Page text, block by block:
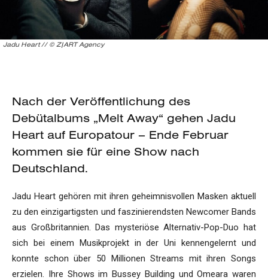
Jadu Heart // © Z|ART Agency
Nach der Veröffentlichung des
Debütalbums „Melt Away“ gehen Jadu
Heart auf Europatour – Ende Februar
kommen sie für eine Show nach
Deutschland.
Jadu Heart gehören mit ihren geheimnisvollen Masken aktuell
zu den einzigartigsten und faszinierendsten Newcomer Bands
aus Großbritannien. Das mysteriöse Alternativ-Pop-Duo hat
sich bei einem Musikprojekt in der Uni kennengelernt und
konnte schon über 50 Millionen Streams mit ihren Songs
erzielen. Ihre Shows im Bussey Building und Omeara waren